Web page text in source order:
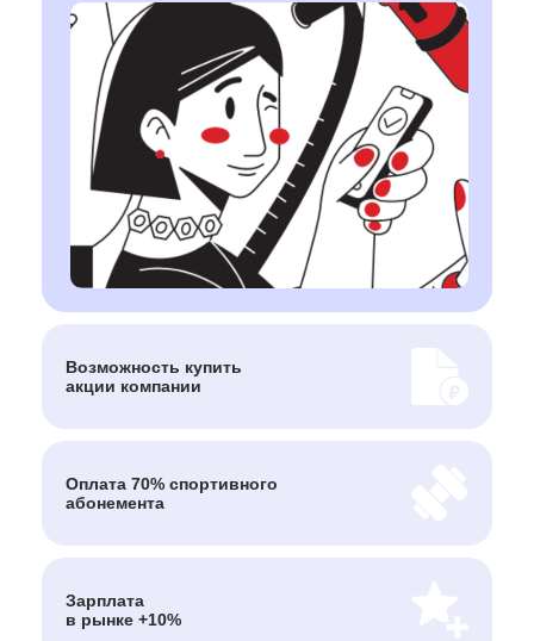
Возможность купить
акции компании
Оплата 70% спортивного
абонемента
Зарплата
в рынке +10%